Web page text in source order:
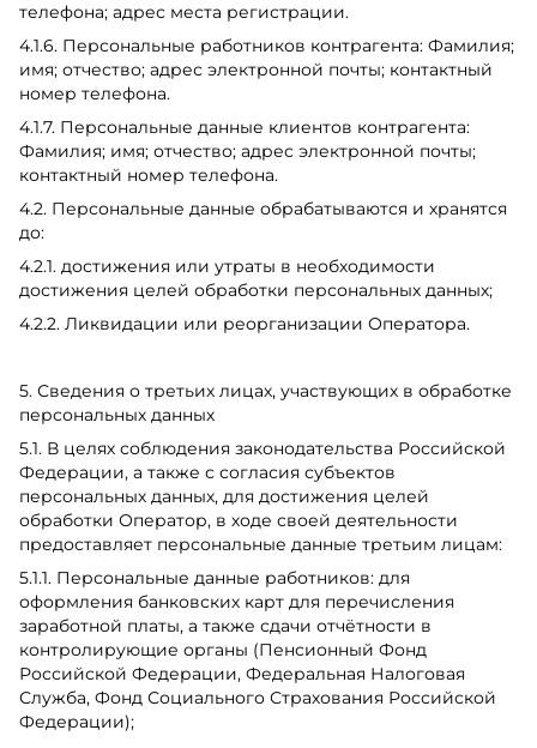
телефона; адрес места регистрации.
4.1.6. Персональные работников контрагента: Фамилия;
имя; отчество; адрес электронной почты; контактный
номер телефона.
4.1.7. Персональные данные клиентов контрагента:
Фамилия; имя; отчество; адрес электронной почты;
контактный номер телефона.
4.2. Персональные данные обрабатываются и хранятся
до:
4.2.1. достижения или утраты в необходимости
достижения целей обработки персональных данных;
4.2.2. Ликвидации или реорганизации Оператора.
5. Сведения о третьих лицах, участвующих в обработке
персональных данных
5.1. В целях соблюдения законодательства Российской
Федерации, а также с согласия субъектов
персональных данных, для достижения целей
обработки Оператор, в ходе своей деятельности
предоставляет персональные данные третьим лицам:
5.1.1. Персональные данные работников: для
оформления банковских карт для перечисления
заработной платы, а также сдачи отчётности в
контролирующие органы (Пенсионный Фонд
Российской Федерации, Федеральная Налоговая
Служба, Фонд Социального Страхования Российской
Федерации);